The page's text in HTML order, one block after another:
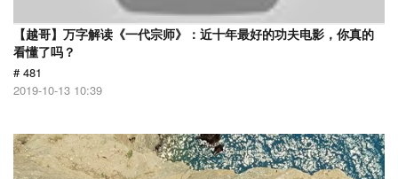
【越哥】万字解读《一代宗师》：近十年最好的功夫电影，你真的
看懂了吗？
# 481
2019-10-13 10:39